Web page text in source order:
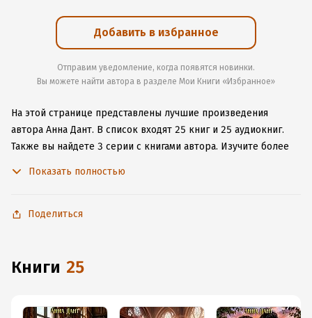
Добавить в избранное
Отправим уведомление, когда появятся новинки.
Вы можете найти автора в разделе Мои Книги «Избранное»
На этой странице представлены лучшие произведения
автора Анна Дант. В список входят 25 книг и 25 аудиокниг.
Также вы найдете 3 серии с книгами автора. Изучите более
не расставаться с любимыми произведениями даже без
Показать полностью
Поделиться
книги 25